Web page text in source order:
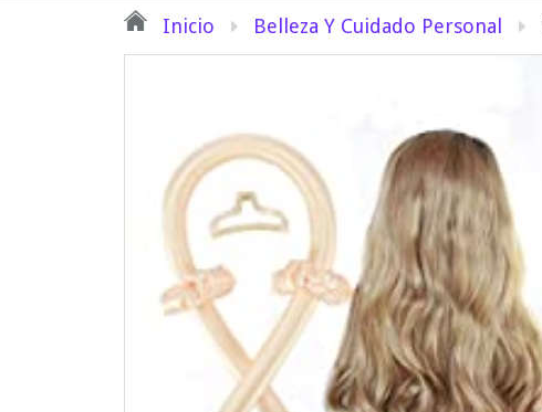
Inicio Belleza Y Cuidado Personal